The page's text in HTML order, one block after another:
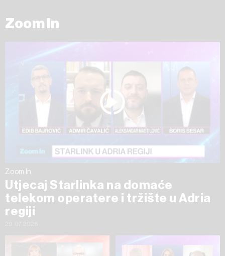
Zoom In
Zoom In
Utjecaj Starlinka na domaće
telekom operatere i tržište u Adria
regiji